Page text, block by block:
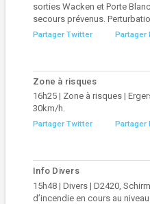
sorties Wacken et Porte
secours prévenus.
Partager Twitter Partager
Zone à risques
16h25 | Zone à risques |
30km/h.
Partager Twitter Partager
Info Divers
15h48 | Divers | D2420,
d’incendie en cours au